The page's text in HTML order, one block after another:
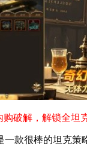
破解，解锁全坦
一款很棒的坦克策